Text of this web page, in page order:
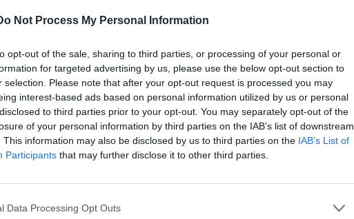
Not Process My Personal Information
opt-out of the sale, sharing to third parties, or processing of your personal or
for targeted advertising by us, please use the below opt-out section to
selection. Please note that after your opt-out request is processed you may
interest-based ads based on personal information utilized by us or personal
to third parties prior to your opt-out. You may separately opt-out of the
of your personal information by third parties on the IAB’s list of downstream
This information may also be disclosed by us to third parties on the IAB’s List of
Participants that may further disclose it to other third parties.
Data Processing Opt Outs